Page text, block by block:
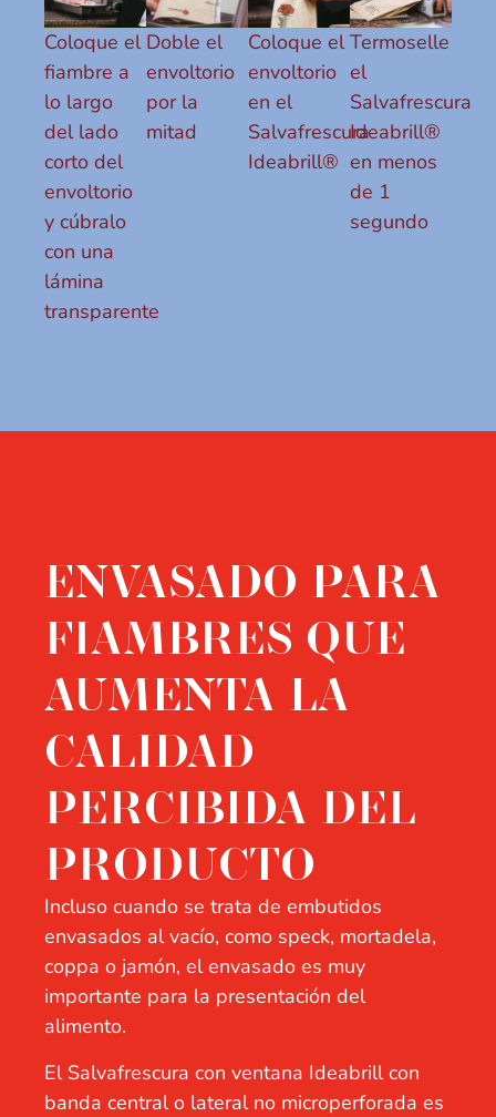
Coloque el
fiambre a
lo largo
del lado
corto del
envoltorio
y cúbralo
con una
lámina
transparente
Doble el
envoltorio
por la
mitad
Coloque el
envoltorio
en el
Salvafrescura
Ideabrill®
Termoselle
el
Salvafrescura
Ideabrill®
en menos
de 1
segundo
ENVASADO PARA
FIAMBRES QUE
AUMENTA LA
CALIDAD
PERCIBIDA DEL
PRODUCTO
Incluso cuando se trata de embutidos
envasados al vacío, como speck, mortadela,
coppa o jamón, el envasado es muy
importante para la presentación del
alimento.
El Salvafrescura con ventana Ideabrill con
banda central o lateral no microperforada es